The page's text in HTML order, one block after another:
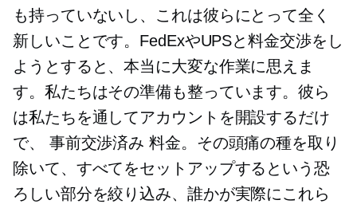
も持っていないし、これは彼らにとって全く
新しいことです。FedExやUPSと料金交渉をし
ようとすると、本当に大変な作業に思えま
す。私たちはその準備も整っています。彼ら
は私たちを通してアカウントを開設するだけ
で、 事前交渉済み 料金。その頭痛の種を取り
除いて、すべてをセットアップするという恐
ろしい部分を絞り込み、誰かが実際にこれら